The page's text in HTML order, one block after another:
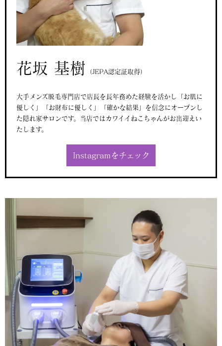
花坂 基樹 （JEPA認定証取得）
大手メンズ脱毛専門店で店長を長年務めた経験を活かし「お肌に
優しく」「お財布に優しく」「確かな結果」を信念にオープンし
た隠れ家サロンです。当店ではカワイイねこちゃんがお出迎えい
たします。
Instagramをチェック